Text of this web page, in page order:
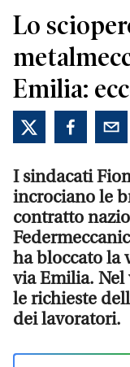
Lo
Emilia:
I sindacati
incrociano le
contratto
ha bloccato la
via Emilia. Nel
le richieste
dei lavoratori.